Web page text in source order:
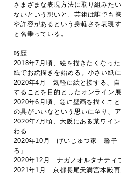
さまざまな表現方法に取り組みた
ないという想いと、芸術は誰でも
や許容があるという身軽さを表現
と名乗っている。
略歴
2018年7月頃、絵を描きたくなっ
紙でお絵描きを始める。小さい紙
2020年4月 気軽に絵と接する、自
することを目的としたオンライン展
2020年6月頃、急に壁画を描くこ
の具がいいなという思いに至り、
2020年7月頃、大阪にある某ワイ
わる
2020年10月 げいじゅつ家 馨子
る」
2020年12月 ナガノオルタナティ
2021年1月 京都長尾天満宮本殿